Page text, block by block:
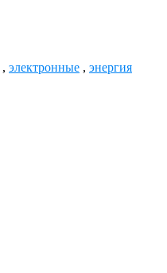
, электронные , энергия